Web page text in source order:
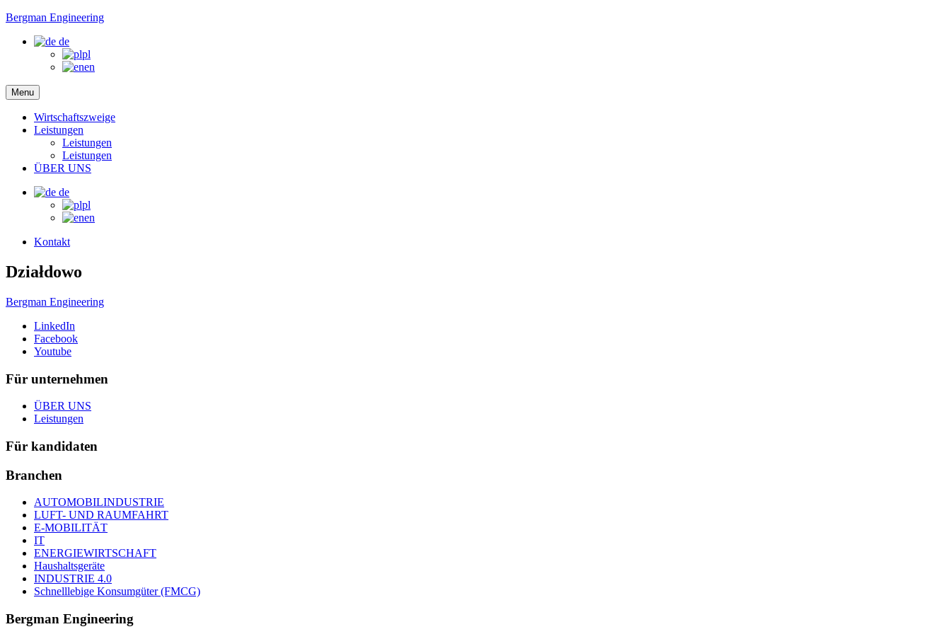
Bergman Engineering
de
pl
en
Menu
Wirtschaftszweige
Leistungen
Leistungen
Leistungen
ÜBER UNS
de
pl
en
Kontakt
Działdowo
Bergman Engineering
LinkedIn
Facebook
Youtube
Für unternehmen
ÜBER UNS
Leistungen
Für kandidaten
Branchen
AUTOMOBILINDUSTRIE
LUFT- UND RAUMFAHRT
E-MOBILITÄT
IT
ENERGIEWIRTSCHAFT
Haushaltsgeräte
INDUSTRIE 4.0
Schnelllebige Konsumgüter (FMCG)
Bergman Engineering